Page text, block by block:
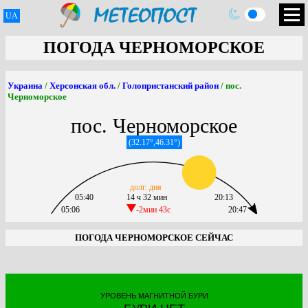
UA
ПОГОДА ЧЕРНОМОРСКОЕ
Украина / Херсонская обл. / Голопристанский район / пос.
Черноморское
пос. Черноморское
(32.17°,46.31°)
05:06
05:40
14 ч 32 мин
-2мин 43c
долг. дня
20:47
20:13
ПОГОДА ЧЕРНОМОРСКОЕ СЕЙЧАС
УРОВЕНЬ МАГНИТНОЙ БУРИ